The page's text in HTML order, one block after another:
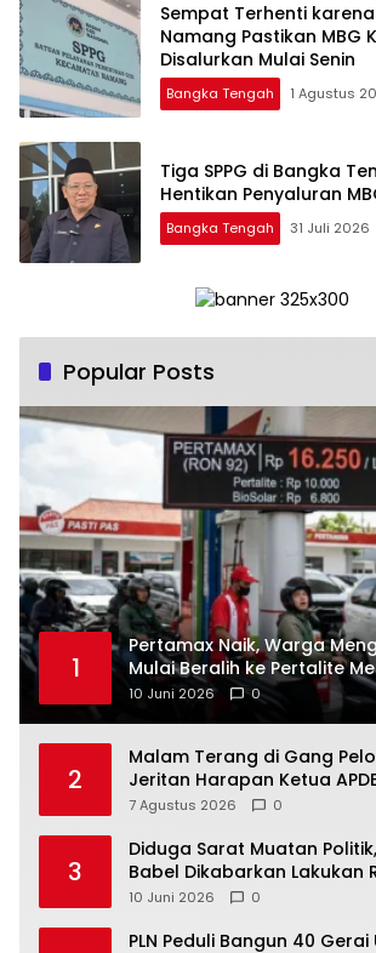
‎Sempat Terhenti karena
Namang Pastikan MBG
Disalurkan Mulai Senin
Bangka Tengah 1 Agustus
‎Tiga SPPG di Bangka
Bangka Tengah 31 Juli 2026
Popular Posts
1
‎Pertamax Naik, Warga
Mulai Beralih ke Pertalite
10 Juni 2026 0
2
Malam Terang di Gang
Jeritan Harapan Ketua
Tengah untuk PLN Babel
7 Agustus 2026 0
3
‎Diduga Sarat Muatan
Babel Dikabarkan Lakukan
10 Juni 2026 0
‎PLN Peduli Bangun 40 Gerai